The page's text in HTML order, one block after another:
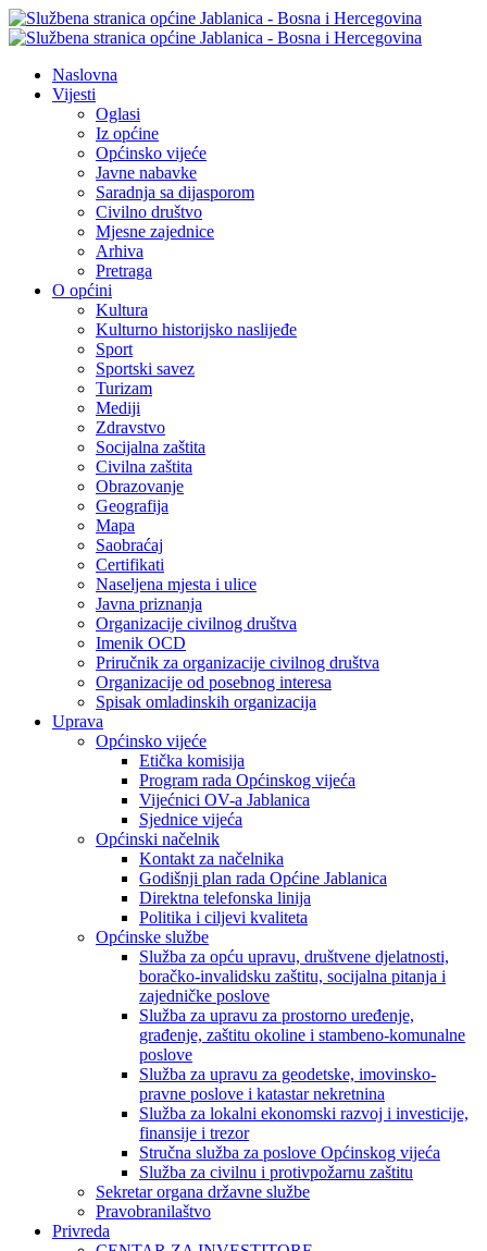
Naslovna
Vijesti
Oglasi
Iz općine
Općinsko vijeće
Javne nabavke
Saradnja sa dijasporom
Civilno društvo
Mjesne zajednice
Arhiva
Pretraga
O općini
Kultura
Kulturno historijsko naslijeđe
Sport
Sportski savez
Turizam
Mediji
Zdravstvo
Socijalna zaštita
Civilna zaštita
Obrazovanje
Geografija
Mapa
Saobraćaj
Certifikati
Naseljena mjesta i ulice
Javna priznanja
Organizacije civilnog društva
Imenik OCD
Priručnik za organizacije civilnog društva
Organizacije od posebnog interesa
Spisak omladinskih organizacija
Uprava
Općinsko vijeće
Etička komisija
Program rada Općinskog vijeća
Vijećnici OV-a Jablanica
Sjednice vijeća
Općinski načelnik
Kontakt za načelnika
Godišnji plan rada Općine Jablanica
Direktna telefonska linija
Politika i ciljevi kvaliteta
Općinske službe
Služba za opću upravu, društvene djelatnosti,
boračko-invalidsku zaštitu, socijalna pitanja i
zajedničke poslove
Služba za upravu za prostorno uređenje,
građenje, zaštitu okoline i stambeno-komunalne
poslove
Služba za upravu za geodetske, imovinsko-
pravne poslove i katastar nekretnina
Služba za lokalni ekonomski razvoj i investicije,
finansije i trezor
Stručna služba za poslove Općinskog vijeća
Služba za civilnu i protivpožarnu zaštitu
Sekretar organa državne službe
Pravobranilaštvo
Privreda